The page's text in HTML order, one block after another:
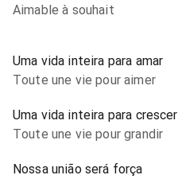
Aimable à souhait
Uma vida inteira para amar
Toute une vie pour aimer
Uma vida inteira para crescer
Toute une vie pour grandir
Nossa união será força